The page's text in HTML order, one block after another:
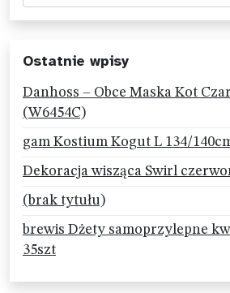
Ostatnie wpisy
Danhoss – Obce Maska Kot
(W6454C)
gam Kostium Kogut L 134/
Dekoracja wisząca Swirl
(brak tytułu)
brewis Dżety samoprzylepne
35szt